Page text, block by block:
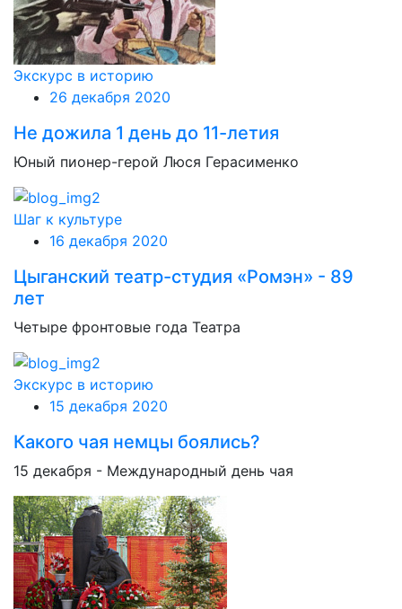
Экскурс в историю
26 декабря 2020
Не дожила 1 день до 11-летия
Юный пионер-герой Люся Герасименко
Шаг к культуре
16 декабря 2020
Цыганский театр-студия «Ромэн» - 89
лет
Четыре фронтовые года Театра
Экскурс в историю
15 декабря 2020
Какого чая немцы боялись?
15 декабря - Международный день чая